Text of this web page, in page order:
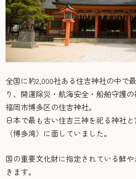
全国に約2,000社ある住吉神社の中で
り、開運除災・航海安全・船舶守護
福岡市博多区の住吉神社。
日本で最も古い住吉三神を祀る神社
（博多湾）に面していました。
国の重要文化財に指定されている鮮
きます。